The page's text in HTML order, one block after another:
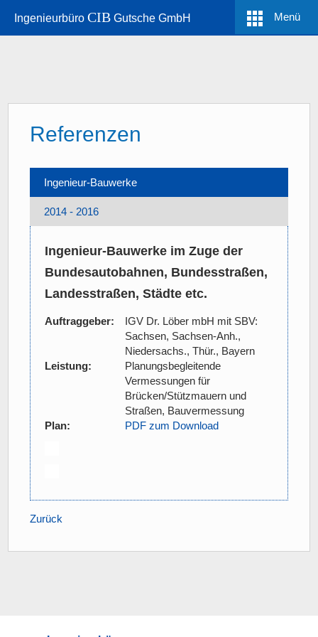
Referenzen
Ingenieur-Bauwerke
2014 - 2016
Ingenieur-Bauwerke im Zuge der
Bundesautobahnen, Bundesstraßen,
Landesstraßen, Städte etc.
Auftraggeber:
IGV Dr. Löber mbH mit SBV:
Sachsen, Sachsen-Anh.,
Niedersachs., Thür., Bayern
Leistung:
Planungsbegleitende
Vermessungen für
Brücken/Stützmauern und
Straßen, Bauvermessung
Plan:
PDF zum Download
Zurück
Ingenieurbüro CIB Gutsche GmbH Menü